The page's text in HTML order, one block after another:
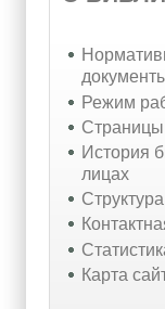
Режим
Страницы
История
лицах
Структура
Карта